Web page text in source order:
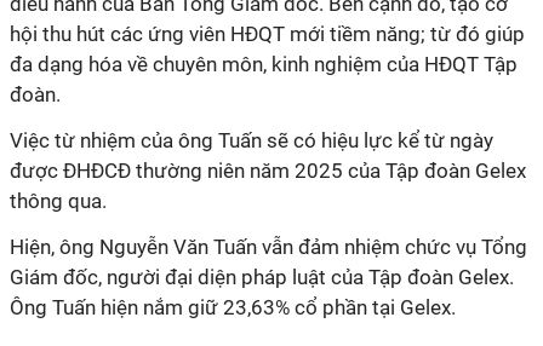
hội thu hút các ứng viên HĐQT mới tiềm năng; từ đó giúp
đa dạng hóa về chuyên môn, kinh nghiệm của HĐQT Tập
đoàn.
Việc từ nhiệm của ông Tuấn sẽ có hiệu lực kể từ ngày
được ĐHĐCĐ thường niên năm 2025 của Tập đoàn Gelex
thông qua.
Hiện, ông Nguyễn Văn Tuấn vẫn đảm nhiệm chức vụ Tổng
Giám đốc, người đại diện pháp luật của Tập đoàn Gelex.
Ông Tuấn hiện nắm giữ 23,63% cổ phần tại Gelex.